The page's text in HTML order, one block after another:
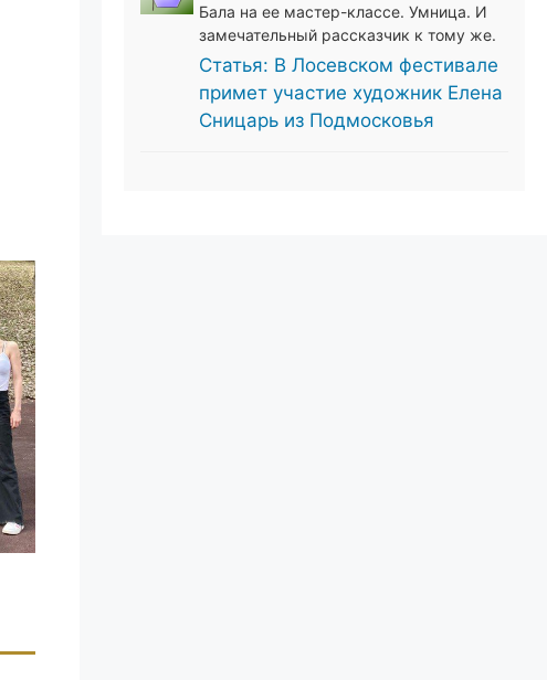
Бала на ее мастер-классе. Умница. И
замечательный рассказчик к тому же.
Статья: В Лосевском фестивале
примет участие художник Елена
Сницарь из Подмосковья